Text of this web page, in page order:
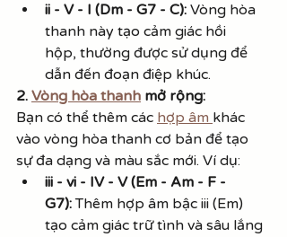
ii - V - I (Dm - G7 - C): Vòng hòa
thanh này tạo cảm giác hồi
hộp, thường được sử dụng để
dẫn đến đoạn điệp khúc.
2. Vòng hòa thanh mở rộng:
Bạn có thể thêm các hợp âm khác
vào vòng hòa thanh cơ bản để tạo
sự đa dạng và màu sắc mới. Ví dụ:
iii - vi - IV - V (Em - Am - F -
G7): Thêm hợp âm bậc iii (Em)
tạo cảm giác trữ tình và sâu lắng